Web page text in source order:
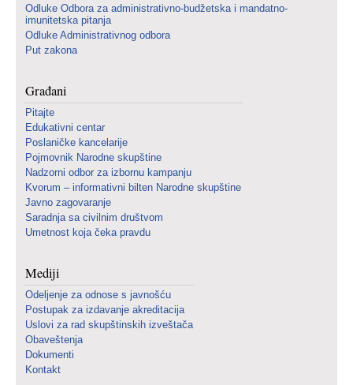
Odluke Odbora za administrativno-budžetska i mandatno-
imunitetska pitanja
Odluke Administrativnog odbora
Put zakona
Građani
Pitajte
Edukativni centar
Poslaničke kancelarije
Pojmovnik Narodne skupštine
Nadzorni odbor za izbornu kampanju
Kvorum – informativni bilten Narodne skupštine
Javno zagovaranje
Saradnja sa civilnim društvom
Umetnost koja čeka pravdu
Mediji
Odeljenje za odnose s javnošću
Postupak za izdavanje akreditacija
Uslovi za rad skupštinskih izveštača
Obaveštenja
Dokumenti
Kontakt